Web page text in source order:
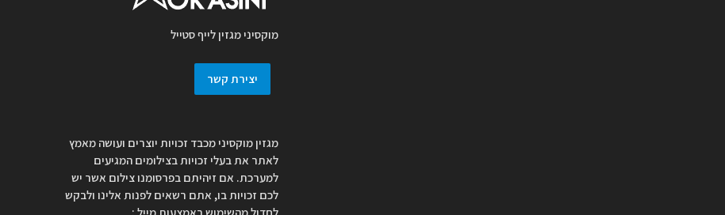
מוקסיני מגזין לייף סטייל
יצירת קשר
מגזין מוקסיני מכבד זכויות יוצרים ועושה מאמץ
לאתר את בעלי זכויות בצילומים המגיעים
למערכת. אם זיהיתם בפרסומנו צילום אשר יש
לכם זכויות בו, אתם רשאים לפנות אלינו ולבקש